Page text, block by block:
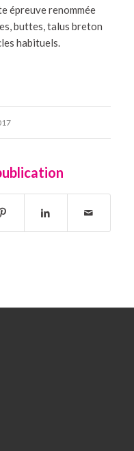
épreuve renommée
buttes, talus breton
habituels.